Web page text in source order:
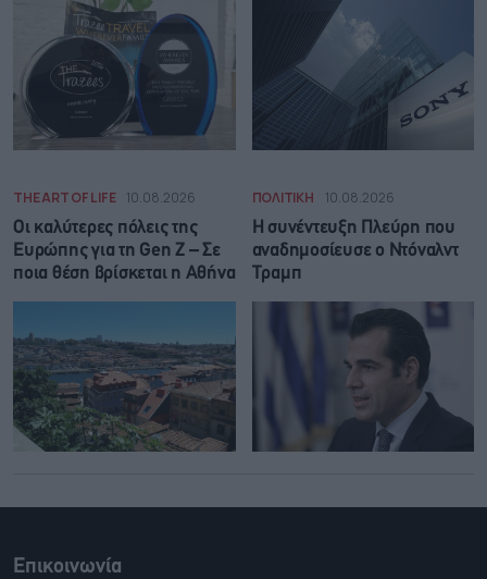
THE ART OF LIFE 10.08.2026
Οι καλύτερες πόλεις της
Ευρώπης για τη Gen Z – Σε
ποια θέση βρίσκεται η Αθήνα
ΠΟΛΙΤΙΚΗ 10.08.2026
Η συνέντευξη Πλεύρη που
αναδημοσίευσε ο Ντόναλντ
Τραμπ
Επικοινωνία